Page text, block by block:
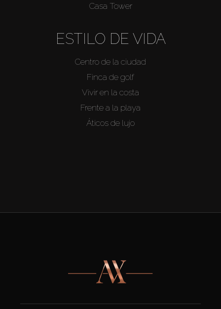
Casa Tower
ESTILO DE VIDA
Centro de la ciudad
Finca de golf
Vivir en la costa
Frente a la playa
Áticos de lujo